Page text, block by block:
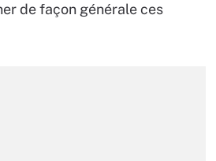
de façon générale ces